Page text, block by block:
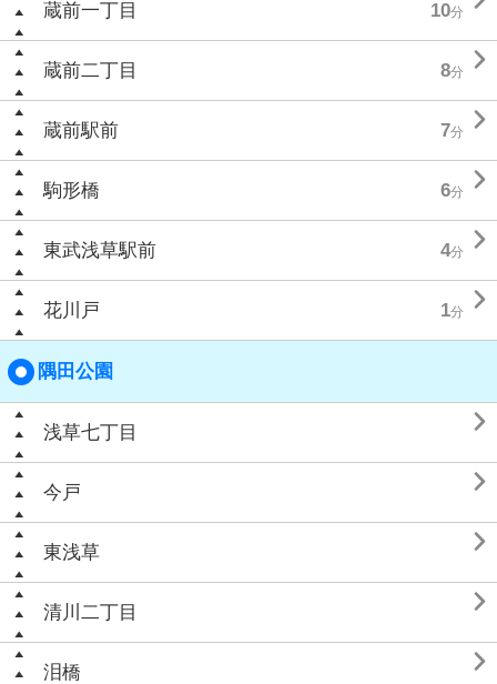
蔵前一丁目 10分
蔵前二丁目 8分 
蔵前駅前 7分 
駒形橋 6分 
東武浅草駅前 4分 
花川戸 1分 
隅田公園
浅草七丁目 
今戸 
東浅草 
清川二丁目 
泪橋 